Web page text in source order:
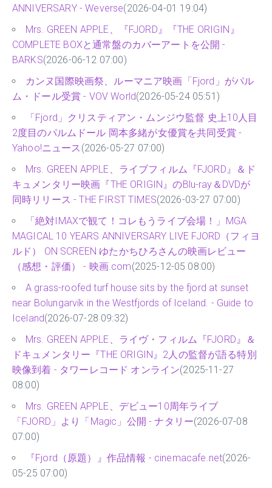
ANNIVERSARY - Weverse(2026-04-01 19:04)
Mrs. GREEN APPLE、『FJORD』『THE ORIGIN』
COMPLETE BOXと通常盤のカバーアートを公開 -
BARKS(2026-06-12 07:00)
カンヌ国際映画祭、ルーマニア映画「Fjord」がパル
ム・ドール受賞 - VOV World(2026-05-24 05:51)
「Fjord」クリスティアン・ムンジウ監督 史上10人目
2度目のパルムドール 岡本多緒が女優賞を共同受賞 -
Yahoo!ニュース (2026-05-27 07:00)
Mrs. GREEN APPLE、ライブフィルム『FJORD』＆ド
キュメンタリー映画『THE ORIGIN』のBlu-ray＆DVDが
同時リリース - THE FIRST TIMES(2026-03-27 07:00)
「絶対IMAXで観て！コレもうライブ会場！」MGA
MAGICAL 10 YEARS ANNIVERSARY LIVE FJORD（フィヨ
ルド） ON SCREEN ゆたかちひろさんの映画レビュー
（感想・評価） - 映画.com(2025-12-05 08:00)
A grass-roofed turf house sits by the fjord at sunset
near Bolungarvík in the Westfjords of Iceland. - Guide to
Iceland(2026-07-28 09:32)
Mrs. GREEN APPLE、ライヴ・フィルム『FJORD』＆
ドキュメンタリー『THE ORIGIN』2人の監督が語る特別
映像到着 - タワーレコード オンライン(2025-11-27
08:00)
Mrs. GREEN APPLE、デビュー10周年ライブ
「FJORD」より「Magic」公開 - ナタリー(2026-07-08
07:00)
『Fjord（原題）』作品情報 - cinemacafe.net(2026-
05-25 07:00)